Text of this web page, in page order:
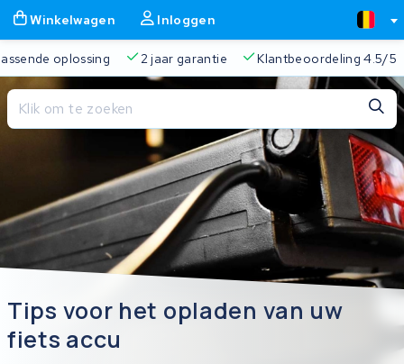
Winkelwagen Inloggen
oplossing 2 jaar garantie Klantbeoordeling 4.5/5
Tips voor het opladen van uw
fiets accu
Sluiten
Je winkelwagen is leeg.
Gratis verzending Altijd een passende oplossing
Sluiten
Begin te typen in de zoekbalk om te zoeken